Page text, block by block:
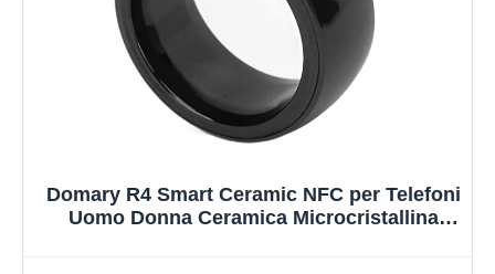
Domary R4 Smart Ceramic NFC per Telefoni
Uomo Donna Ceramica Microcristallina